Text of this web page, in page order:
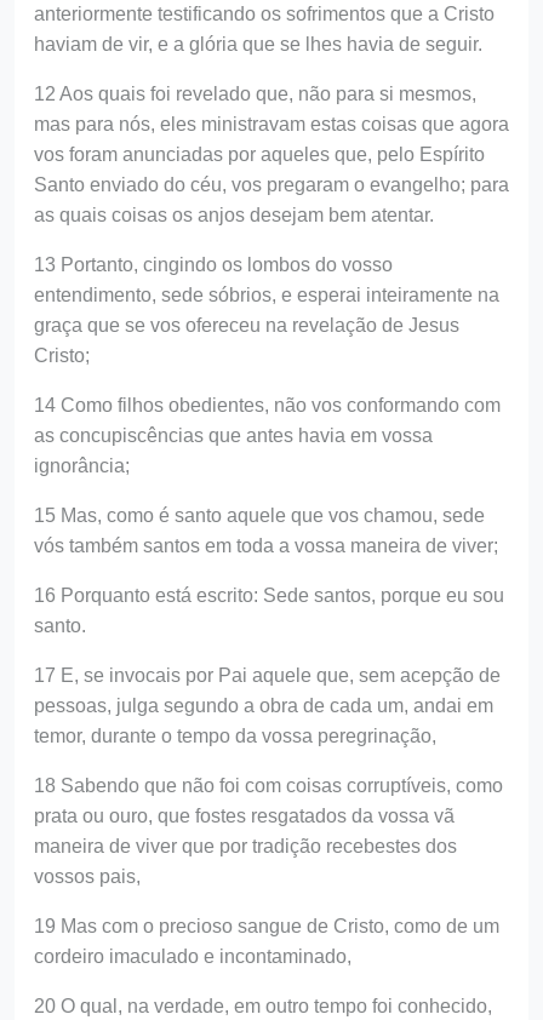
anteriormente testificando os sofrimentos que a Cristo
haviam de vir, e a glória que se lhes havia de seguir.
12 Aos quais foi revelado que, não para si mesmos,
mas para nós, eles ministravam estas coisas que agora
vos foram anunciadas por aqueles que, pelo Espírito
Santo enviado do céu, vos pregaram o evangelho; para
as quais coisas os anjos desejam bem atentar.
13 Portanto, cingindo os lombos do vosso
entendimento, sede sóbrios, e esperai inteiramente na
graça que se vos ofereceu na revelação de Jesus
Cristo;
14 Como filhos obedientes, não vos conformando com
as concupiscências que antes havia em vossa
ignorância;
15 Mas, como é santo aquele que vos chamou, sede
vós também santos em toda a vossa maneira de viver;
16 Porquanto está escrito: Sede santos, porque eu sou
santo.
17 E, se invocais por Pai aquele que, sem acepção de
pessoas, julga segundo a obra de cada um, andai em
temor, durante o tempo da vossa peregrinação,
18 Sabendo que não foi com coisas corruptíveis, como
prata ou ouro, que fostes resgatados da vossa vã
maneira de viver que por tradição recebestes dos
vossos pais,
19 Mas com o precioso sangue de Cristo, como de um
cordeiro imaculado e incontaminado,
20 O qual, na verdade, em outro tempo foi conhecido,